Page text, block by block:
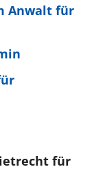
Anwalt für
für